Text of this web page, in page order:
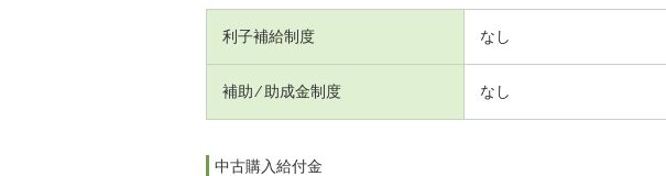
利子補給制度 なし
補助 ⁄ 助成金制度 なし
中古購入給付金